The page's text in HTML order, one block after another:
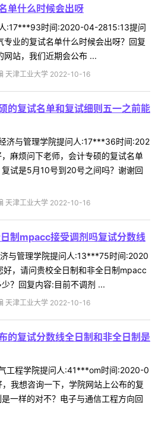
单什么时候会出呀
:17***93时间:2020-04-2815:13提问
专业的复试名单什么时候会出呀？回复
网站，我们近期会公布 ...
天津工业大学 2022-10-16
的复试名单和复试细则五一之前能
济与管理学院提问人:17***36时间:202
麻烦问下老师，会计专硕的复试名单
试是5月10号到20号之间吗？谢谢回
天津工业大学 2022-10-16
制mpacc接受调剂吗复试分数线
与管理学院提问人:13***75时间:2020
，请问贵校全日制和非全日制mpacc
？回复内容:目前不调剂 ...
天津工业大学 2022-10-16
的复试分数线全日制和非全日制是
工程学院提问人:41***om时间:2020-0
我想咨询一下，学院网站上公布的复
一样的对不？电子与通信工程方向回